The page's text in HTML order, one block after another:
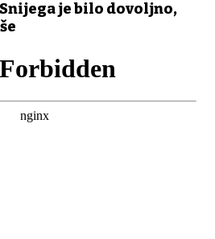
je bilo dovoljno,